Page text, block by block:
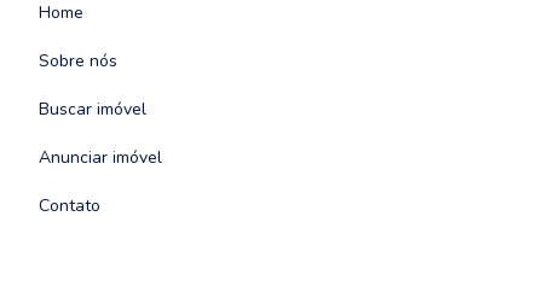
Home
Sobre nós
Buscar imóvel
Anunciar imóvel
Contato